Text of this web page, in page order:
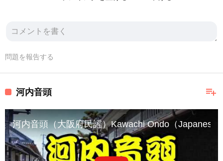
問題を報告する
playlist_add
河内音頭
河内音頭（大阪府民謡）Kawachi Ondo（Japanese